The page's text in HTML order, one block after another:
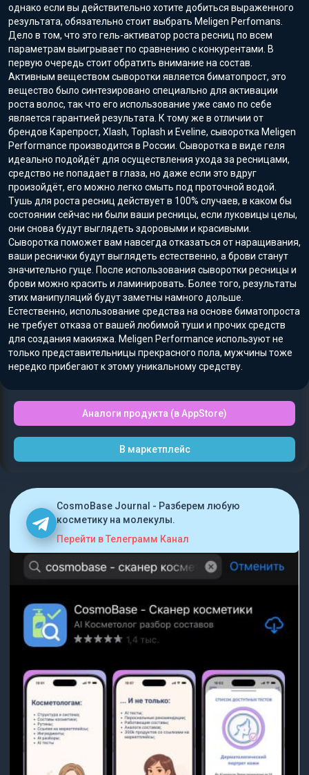
однако если вы действительно хотите добиться выраженного
результата, обязательно стоит выбрать Meligen Perfomans.
Дело в том, что это гель-активатор роста ресниц по всем
параметрам выигрывает по сравнению с конкурентами. В
первую очередь стоит обратить внимание на состав.
Активным веществом сыворотки является биматопрост, это
вещество было синтезировано специально для активации
роста волос, так что его использование уже само по себе
является гарантией результата. К тому же в отличии от
брендов Карепрост, Xlash, Toplash и Eveline, сыворотка Meligen
Performance производится в России. Сыворотка в виде геля
идеально подойдёт для осуществления ухода за ресницами,
средство не попадает в глаза, но даже если это вдруг
произойдёт, его можно легко смыть под проточной водой.
Тушь для роста ресниц действует в 100% случаев, в каком бы
состоянии сейчас ни были ваши ресницы, если луковицы целы,
они снова будут выглядеть здоровыми и красивыми.
Сыворотка поможет вам навсегда отказаться от наращивания,
ваши реснички будут выглядеть естественно, а брови станут
значительно гуще. После использования сыворотки ресницы и
брови можно красить и ламинировать. Более того, результаты
этих манипуляций будут заметны намного дольше.
Естественно, использование средства на основе биматопроста
не требует отказа от вашей любимой туши и прочих средств
для создания макияжа. Meligen Performance используют не
только представительницы прекрасного пола, мужчины тоже
нередко прибегают к этому уникальному средству.
Аналоги продукта (в AppStore)
В маркетплейс
CosmoBase Journal - Разберем любую
косметику на молекулы.
Перейти в Телеграмм Канал